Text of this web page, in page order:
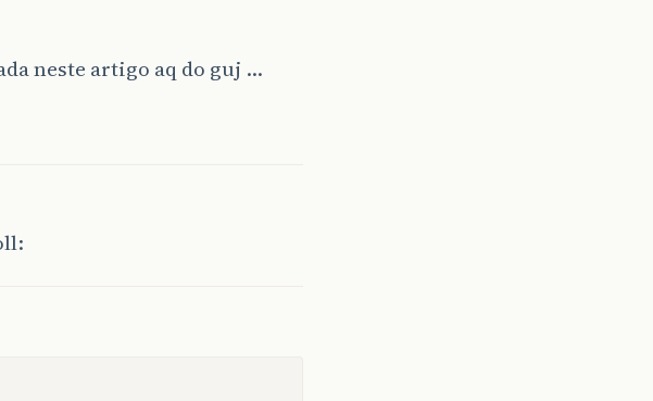
neste artigo aq do guj …